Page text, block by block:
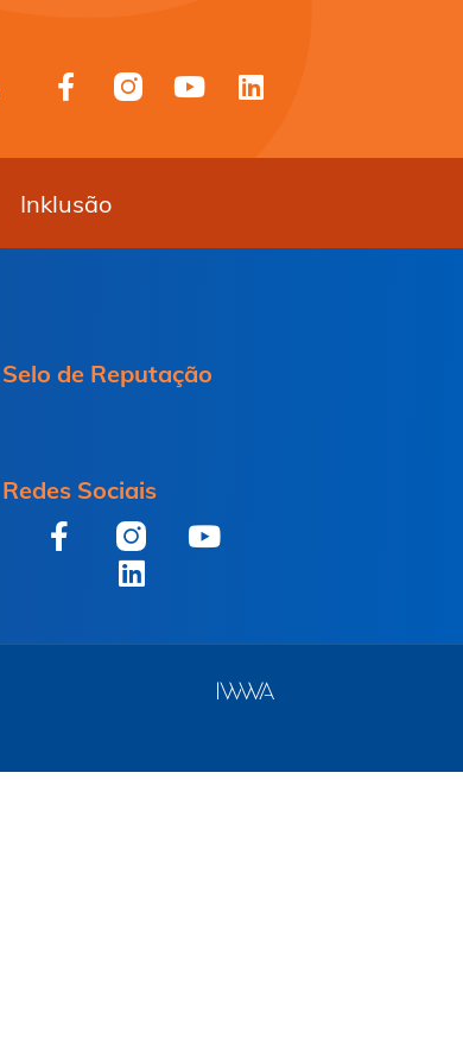
Inklusão
Selo de Reputação
Redes Sociais